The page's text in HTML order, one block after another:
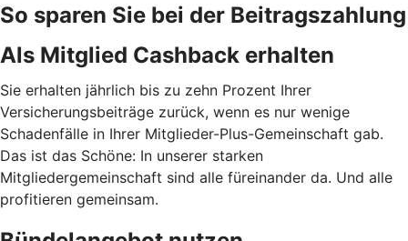
So sparen Sie bei der Beitragszahlung
Als Mitglied Cashback erhalten
Sie erhalten jährlich bis zu zehn Prozent Ihrer
Versicherungsbeiträge zurück, wenn es nur wenige
Schadenfälle in Ihrer Mitglieder-Plus-Gemeinschaft gab.
Das ist das Schöne: In unserer starken
Mitgliedergemeinschaft sind alle füreinander da. Und alle
profitieren gemeinsam.